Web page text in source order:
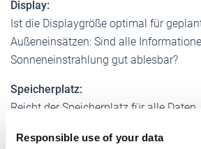
Responsible use of your data
Display:
Ist die Displaygröße optimal für
Außeneinsätzen: Sind alle
Sonneneinstrahlung gut ablesbar?
Speicherplatz:
Reicht der Speicherplatz für alle